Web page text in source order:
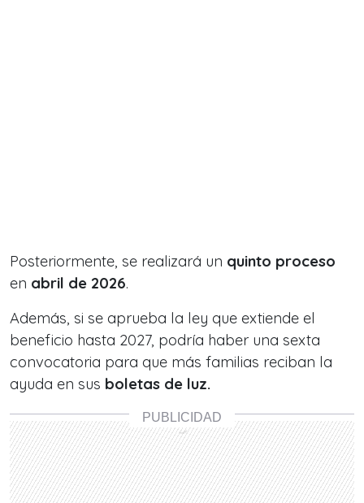
Posteriormente, se realizará un quinto proceso
en abril de 2026.
Además, si se aprueba la ley que extiende el
beneficio hasta 2027, podría haber una sexta
convocatoria para que más familias reciban la
ayuda en sus boletas de luz.